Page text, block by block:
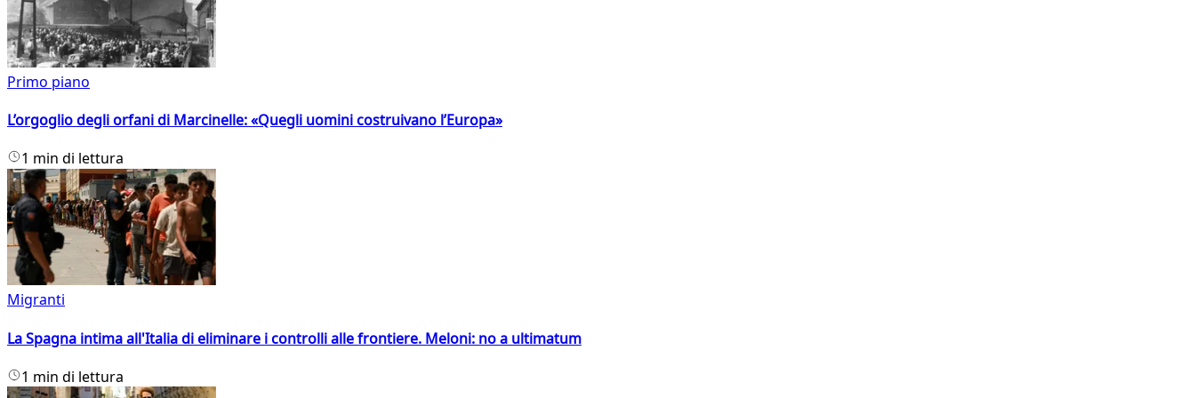
Primo piano
L’orgoglio degli orfani di Marcinelle: «Quegli uomini costruivano l’Europa»
1 min di lettura
Migranti
La Spagna intima all'Italia di eliminare i controlli alle frontiere. Meloni: no a ultimatum
1 min di lettura